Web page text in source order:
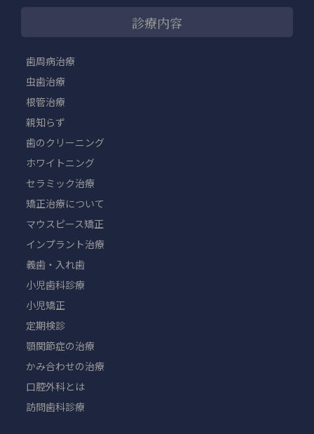
診療内容
歯周病治療
虫歯治療
根管治療
親知らず
歯のクリーニング
ホワイトニング
セラミック治療
矯正治療について
マウスピース矯正
インプラント治療
義歯・入れ歯
小児歯科診療
小児矯正
定期検診
顎関節症の治療
かみ合わせの治療
口腔外科とは
訪問歯科診療